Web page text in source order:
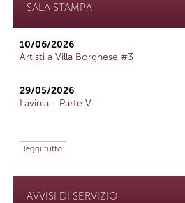
SALA STAMPA
10/06/2026
Artisti a Villa Borghese #3
29/05/2026
Lavinia - Parte V
leggi tutto
AVVISI DI SERVIZIO